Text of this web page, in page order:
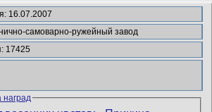
16.07.2007
самоварно-ружейный завод
17425
наград